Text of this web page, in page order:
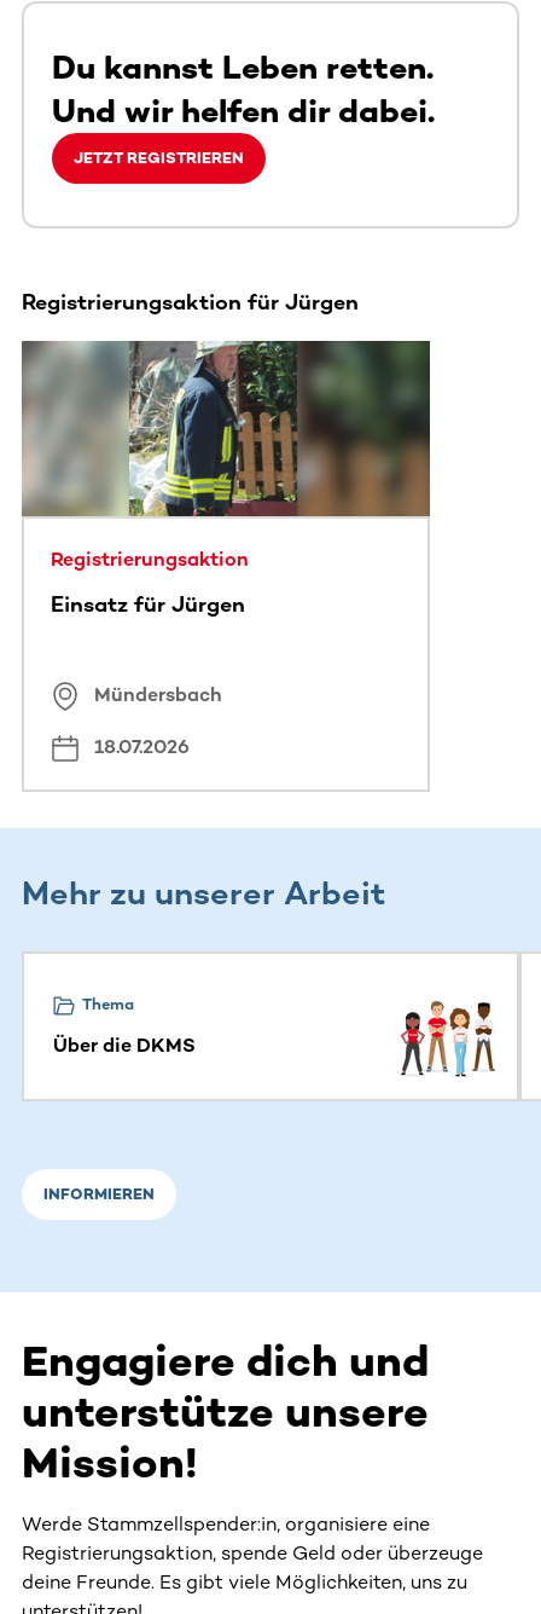
Du kannst Leben retten.
Und wir helfen dir dabei.
JETZT REGISTRIEREN
Registrierungsaktion für Jürgen
Dieser Bereich enthält horizontal scrollbare Inhalte.
Registrierungsaktion
Einsatz für Jürgen
Mündersbach
18.07.2026
Mehr zu unserer Arbeit
Thema
Über die DKMS
INFORMIEREN
Engagiere dich und
unterstütze unsere
Mission!
Werde Stammzellspender:in, organisiere eine
Registrierungsaktion, spende Geld oder überzeuge
deine Freunde. Es gibt viele Möglichkeiten, uns zu